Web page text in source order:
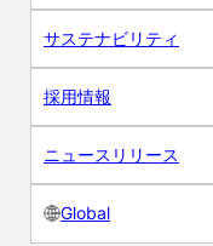
サステナビリティ
採用情報
ニュースリリース
Global